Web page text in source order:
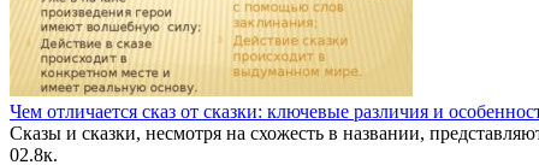
Чем отличается сказ от сказки: ключевые различия и
Сказы и сказки, несмотря на схожесть в названии,
02.8к.